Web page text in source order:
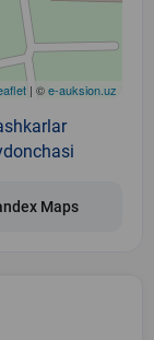
| ©e-auksion.uz
Maps